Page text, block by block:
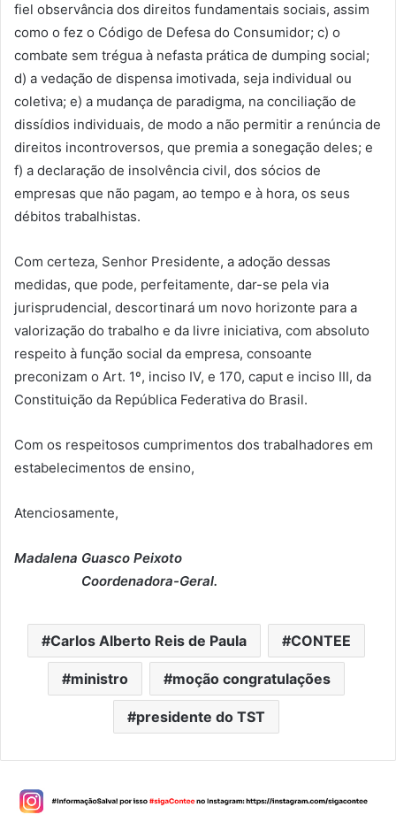
fiel observância dos direitos fundamentais sociais, assim
como o fez o Código de Defesa do Consumidor; c) o
combate sem trégua à nefasta prática de dumping social;
d) a vedação de dispensa imotivada, seja individual ou
coletiva; e) a mudança de paradigma, na conciliação de
dissídios individuais, de modo a não permitir a renúncia de
direitos incontroversos, que premia a sonegação deles; e
f) a declaração de insolvência civil, dos sócios de
empresas que não pagam, ao tempo e à hora, os seus
débitos trabalhistas.
Com certeza, Senhor Presidente, a adoção dessas
medidas, que pode, perfeitamente, dar-se pela via
jurisprudencial, descortinará um novo horizonte para a
valorização do trabalho e da livre iniciativa, com absoluto
respeito à função social da empresa, consoante
preconizam o Art. 1º, inciso IV, e 170, caput e inciso III, da
Constituição da República Federativa do Brasil.
Com os respeitosos cumprimentos dos trabalhadores em
estabelecimentos de ensino,
Atenciosamente,
Madalena Guasco Peixoto
Coordenadora-Geral.
Carlos Alberto Reis de Paula CONTEE
ministro moção congratulações
presidente do TST